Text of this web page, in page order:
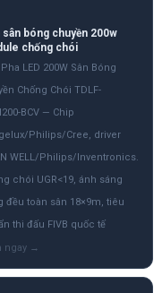
bóng chuyền 200w
chống chói
LED 200W Sân Bóng
Chống Chói TDLF-
BCV — Chip
Philips/Cree, driver
WELL/Philips/Inventronics.
chói UGR<19, ánh sáng
đều toàn sân 18×9m, tiêu
thi đấu FIVB quốc tế